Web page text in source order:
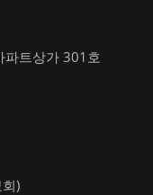
파트상가 301호
)